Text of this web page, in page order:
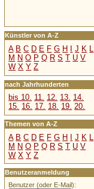
Künstler von A-Z
A B C D E F G H J K L
M N O P Q R S T U V
W X Y Z
nach Jahrhunderten
bis 10. 11. 12. 13. 14.
15. 16. 17. 18. 19. 20.
Themen von A-Z
A B C D E F G H I J K L
M N O P Q R S T U V
W X Y Z
Benutzeranmeldung
Benutzer (oder E-Mail):